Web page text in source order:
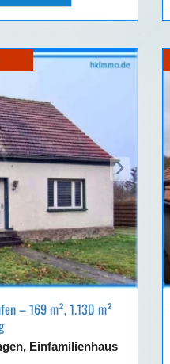
›
– 169 m², 1.130 m²
Einfamilienhaus